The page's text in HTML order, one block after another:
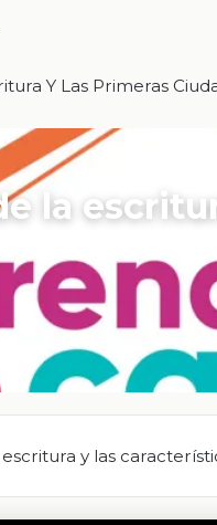
Y Las Primeras
la
y las